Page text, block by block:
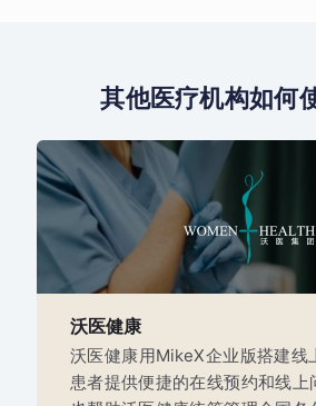
其他医疗机构如何
沃医健康
沃医健康用MikeX企业版搭建线
患者提供便捷的在线预约和线上